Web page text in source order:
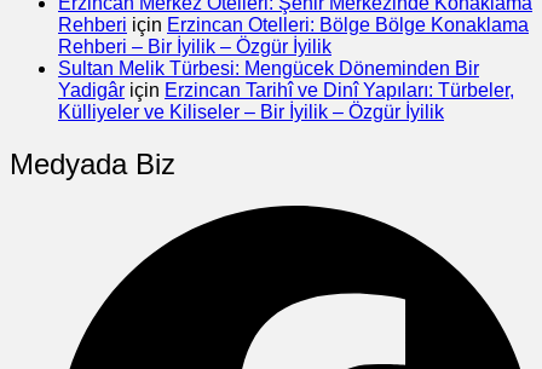
Rehberi için Erzincan Otelleri: Bölge Bölge Konaklama
Rehberi – Bir İyilik – Özgür İyilik
Sultan Melik Türbesi: Mengücek Döneminden Bir
Yadigâr için Erzincan Tarihî ve Dinî Yapıları: Türbeler,
Külliyeler ve Kiliseler – Bir İyilik – Özgür İyilik
Medyada Biz